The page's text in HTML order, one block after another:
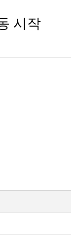
시작